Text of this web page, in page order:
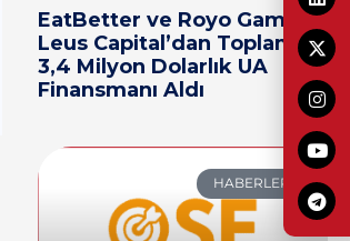
EatBetter ve Royo Games,
Leus Capital’dan Toplam
3,4 Milyon Dolarlık UA
Finansmanı Aldı
HABERLER